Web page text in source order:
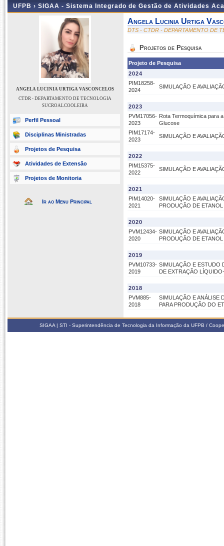
UFPB › SIGAA - Sistema Integrado de Gestão de Atividades
ANGELA LUCINIA URTIGA VASCONCELOS
CTDR - DEPARTAMENTO DE TECNOLOGIA
SUCROALCOOLEIRA
Perfil Pessoal
Disciplinas Ministradas
Projetos de Pesquisa
Atividades de Extensão
Projetos de Monitoria
Ir ao Menu Principal
Angela Lucinia Urtiga
DTS - CTDR - DEPARTAMENTO DE
Projetos de Pesquisa
Projeto de Pesquisa
2024
PIM18258-
2024
SIMULAÇÃO E
2023
PVM17056-
2023
Rota Termoquímica para
Glucose
PIM17174-
2023
SIMULAÇÃO E
2022
PIM15375-
2022
SIMULAÇÃO E
2021
PIM14020-
2021
SIMULAÇÃO E
PRODUÇÃO DE ETANOL
2020
PVM12434-
2020
SIMULAÇÃO E
PRODUÇÃO DE ETANOL
2019
PVM10733-
2019
SIMULAÇÃO E ESTUDO
DE EXTRAÇÃO
2018
PVM885-
2018
SIMULAÇÃO E ANÁLISE
PARA PRODUÇÃO DO
SIGAA | STI - Superintendência de Tecnologia da Informação da UFPB /